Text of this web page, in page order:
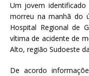
Um jovem identificado
morreu na manhã do
Hospital Regional de
vítima de acidente de
Alto, região Sudoeste
De acordo